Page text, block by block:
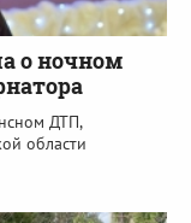
о ночном
ДТП,
области